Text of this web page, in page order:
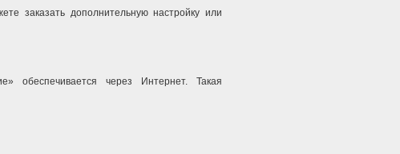
заказать дополнительную настройку или
обеспечивается через Интернет. Такая